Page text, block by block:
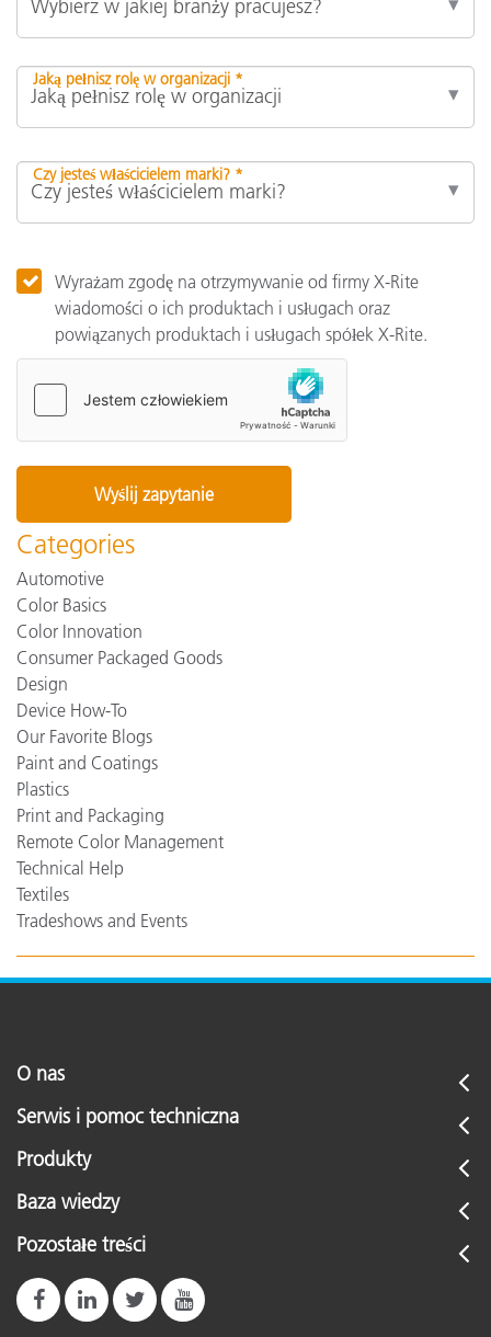
Jaką pełnisz rolę w organizacji *
Czy jesteś właścicielem marki? *
Wyrażam zgodę na otrzymywanie od firmy X-Rite
wiadomości o ich produktach i usługach oraz
powiązanych produktach i usługach spółek X-Rite.
Categories
Automotive
Color Basics
Color Innovation
Consumer Packaged Goods
Design
Device How-To
Our Favorite Blogs
Paint and Coatings
Plastics
Print and Packaging
Remote Color Management
Technical Help
Textiles
Tradeshows and Events
O nas
Serwis i pomoc techniczna
Produkty
Baza wiedzy
Pozostałe treści